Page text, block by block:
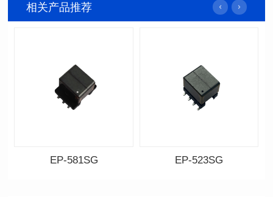
相关产品推荐
EP-581SG EP-523SG